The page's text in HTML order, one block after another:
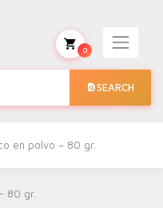
SEARCH
0
en polvo – 80 gr.